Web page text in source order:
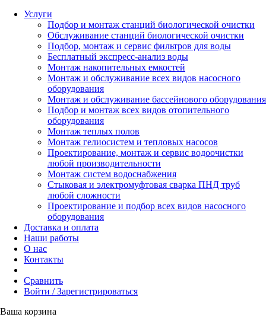
Услуги
Подбор и монтаж станций биологической очистки
Обслуживание станций биологической очистки
Подбор, монтаж и сервис фильтров для воды
Бесплатный экспресс-анализ воды
Монтаж накопительных емкостей
Монтаж и обслуживание всех видов насосного
оборудования
Монтаж и обслуживание бассейнового оборудования
Подбор и монтаж всех видов отопительного
оборудования
Монтаж теплых полов
Монтаж гелиосистем и тепловых насосов
Проектирование, монтаж и сервис водоочистки
любой производительности
Монтаж систем водоснабжения
Стыковая и электромуфтовая сварка ПНД труб
любой сложности
Проектирование и подбор всех видов насосного
оборудования
Доставка и оплата
Наши работы
О нас
Контакты
Сравнить
Войти / Зарегистрироваться
Ваша корзина